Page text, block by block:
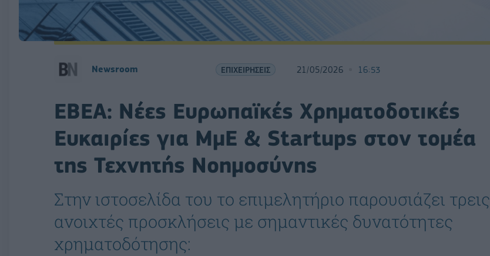
Newsroom ΕΠΙΧΕΙΡΗΣΕΙΣ 21/05/2026 16:53
ΕΒΕΑ: Νέες Ευρωπαϊκές Χρηματοδοτικές
Ευκαιρίες για ΜμΕ & Startups στον τομέα
της Τεχνητής Νοημοσύνης
Στην ιστοσελίδα του το επιμελητήριο παρουσιάζει τρεις
ανοιχτές προσκλήσεις με σημαντικές δυνατότητες
χρηματοδότησης: